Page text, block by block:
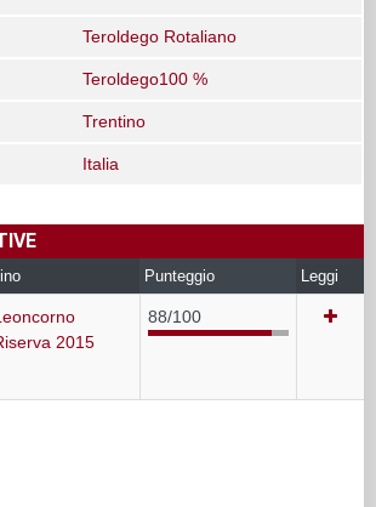
Teroldego Rotaliano
Teroldego100 %
Trentino
Italia
Punteggio Leggi
2015
88/100